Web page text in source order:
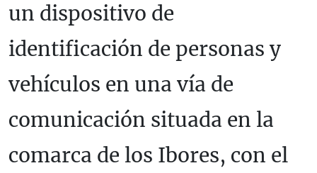
un dispositivo de
identificación de personas y
vehículos en una vía de
comunicación situada en la
comarca de los Ibores, con el